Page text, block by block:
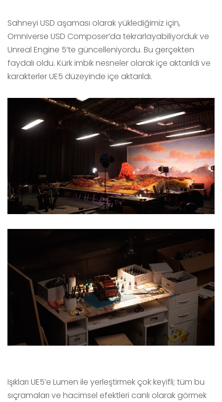
Sahneyi USD aşaması olarak yüklediğimiz için,
Omniverse USD Composer’da tekrarlayabiliyorduk ve
Unreal Engine 5’te güncelleniyordu. Bu gerçekten
faydalı oldu. Kürk imbik nesneler olarak içe aktarıldı ve
karakterler UE5 düzeyinde içe aktarıldı.
Işıkları UE5’e Lumen ile yerleştirmek çok keyifli; tüm bu
sıçramaları ve hacimsel efektleri canlı olarak görmek